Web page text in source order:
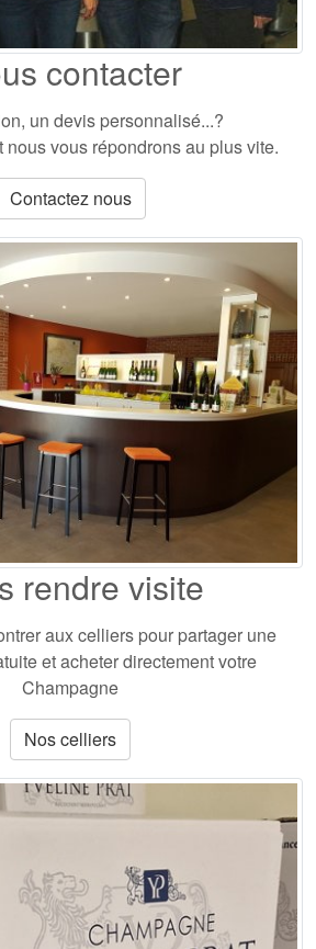
contacter
un devis personnalisé...?
nous vous répondrons au plus vite.
Contactez nous
rendre visite
aux celliers pour partager une
et acheter directement votre
Champagne
Nos celliers